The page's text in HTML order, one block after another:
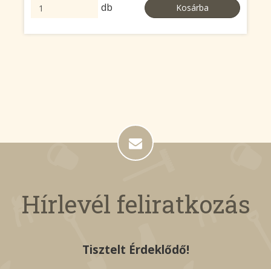
db Kosárba
Hírlevél feliratkozás
Tisztelt Érdeklődő!